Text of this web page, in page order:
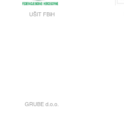
UŠIT FBiH
GRUBE d.o.o.